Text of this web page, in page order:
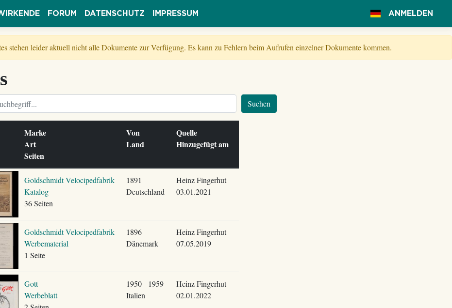
FORUM DATENSCHUTZ IMPRESSUM ANMELDEN
stehen leider aktuell nicht alle Dokumente zur Verfügung. Es kann zu Fehlern beim Aufrufen einzelner Dokumente kommen.
Suchen
Marke
Art
Seiten
Von
Land
Quelle
Hinzugefügt am
Goldschmidt Velocipedfabrik
Katalog
36 Seiten
1891
Deutschland
Heinz Fingerhut
03.01.2021
Goldschmidt Velocipedfabrik
Werbematerial
1 Seite
1896
Dänemark
Heinz Fingerhut
07.05.2019
Gott
Werbeblatt
1950 - 1959
Italien
Heinz Fingerhut
02.01.2022